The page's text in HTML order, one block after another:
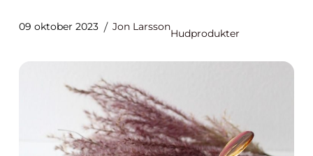
09 oktober 2023 Jon Larsson
Hudprodukter